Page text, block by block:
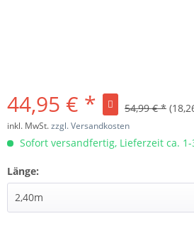
44,95 € * 54,99 € *
inkl. MwSt.zzgl. Versandkosten
Sofort versandfertig, Lieferzeit ca. 1-
Länge: